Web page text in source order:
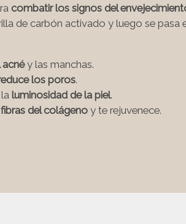
combatir los signos del
de carbón activado y luego se pasa
acnéy las manchas.
los poros.
luminosidad de la piel.
del colágenoy te rejuvenece.